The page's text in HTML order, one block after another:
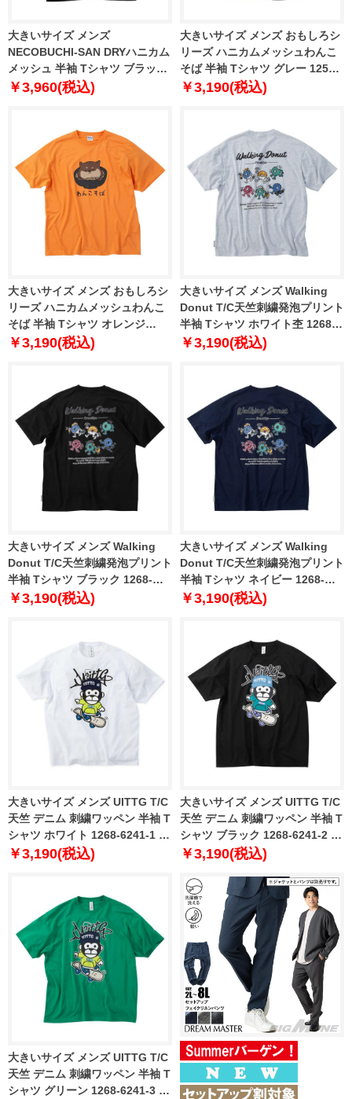
大きいサイズ メンズ
NECOBUCHI-SAN DRYハニカム
メッシュ 半袖 Tシャツ ブラック
1258-6242-2 3L 4L 5L 6L 8L
￥3,960(税込)
大きいサイズ メンズ おもしろシ
リーズ ハニカムメッシュわんこ
そば 半袖 Tシャツ グレー 1258-
6272-1 3L 4L 5L 6L 8L
￥3,190(税込)
大きいサイズ メンズ おもしろシ
リーズ ハニカムメッシュわんこ
そば 半袖 Tシャツ オレンジ
1258-6272-2 3L 4L 5L 6L 8L
￥3,190(税込)
大きいサイズ メンズ Walking
Donut T/C天竺刺繍発泡プリント
半袖 Tシャツ ホワイト杢 1268-
6230-1 3L 4L 5L 6L 8L
￥3,190(税込)
大きいサイズ メンズ Walking
Donut T/C天竺刺繍発泡プリント
半袖 Tシャツ ブラック 1268-
6230-2 3L 4L 5L 6L 8L
￥3,190(税込)
大きいサイズ メンズ Walking
Donut T/C天竺刺繍発泡プリント
半袖 Tシャツ ネイビー 1268-
6230-3 3L 4L 5L 6L 8L
￥3,190(税込)
大きいサイズ メンズ UITTG T/C
天竺 デニム 刺繍ワッペン 半袖 T
シャツ ホワイト 1268-6241-1 3L
4L 5L 6L 8L
￥3,190(税込)
大きいサイズ メンズ UITTG T/C
天竺 デニム 刺繍ワッペン 半袖 T
シャツ ブラック 1268-6241-2 3L
4L 5L 6L 8L
￥3,190(税込)
大きいサイズ メンズ UITTG T/C
天竺 デニム 刺繍ワッペン 半袖 T
シャツ グリーン 1268-6241-3 3L